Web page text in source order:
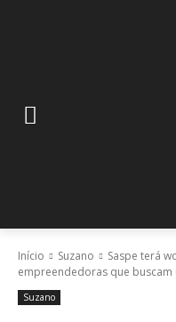
Início Suzano
Saspe terá
empreendedoras que buscam
Suzano